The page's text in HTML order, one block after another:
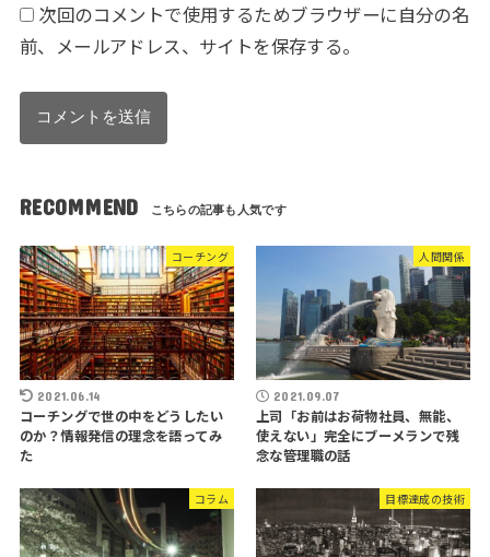
次回のコメントで使用するためブラウザーに自分の名
前、メールアドレス、サイトを保存する。
RECOMMEND
コーチング
2021.06.14
コーチングで世の中をどうしたい
のか？情報発信の理念を語ってみ
た
人間関係
2021.09.07
上司「お前はお荷物社員、無能、
使えない」完全にブーメランで残
念な管理職の話
コラム 目標達成の技術